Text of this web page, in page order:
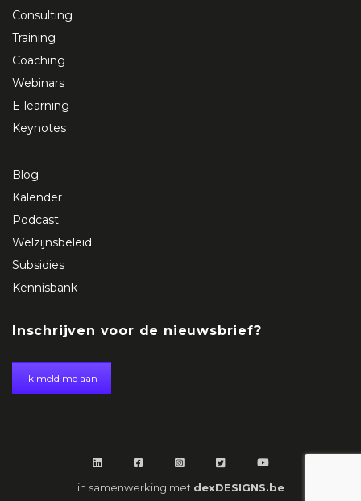
Consulting
Training
Coaching
Webinars
E-learning
Keynotes
Blog
Kalender
Podcast
Welzijnsbeleid
Subsidies
Kennisbank
Inschrijven voor de nieuwsbrief?
Ik meld me aan
in samenwerking met dexDESIGNS.be